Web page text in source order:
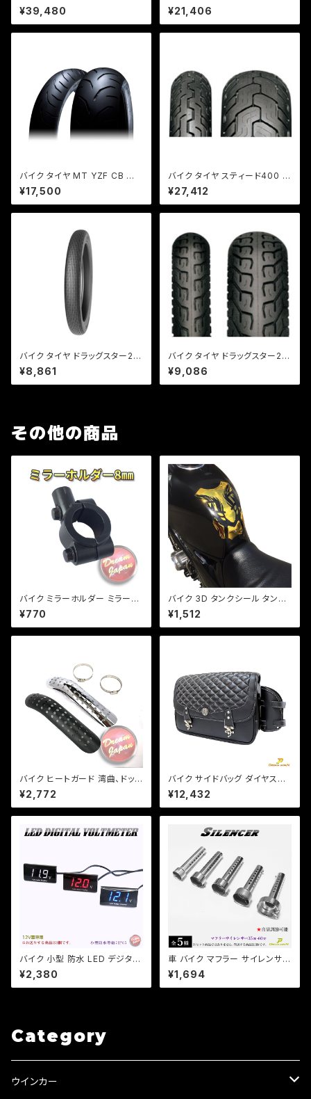
R600RR YZF-R6 / DUNLOP
（ダンロップ）/ROADSMARTII
[ 180/55ZR17] R 73W TL
¥39,480
MSUN / ストリートハイグリップ
TS689F 100/90-19 F 57S
TL
¥21,406
バイク タイヤ MT YZF CB ゼフ
ァー フロント用/ iRC（アイアー
ルシー）RMC810 [ 120/70ZR1
7 ] F 58W TL【取り寄せ】
¥17,500
バイク タイヤ スティード400 ド
ラッグスター400 リア用/ Kabu
ki D404 170/80-15R77S W
T
¥27,412
バイク タイヤ ドラッグスター25
0 フロント用 TIMSUN (ティム
ソン) / TS615 80/100-18 F 4
7P WT
¥8,861
バイク タイヤ ドラッグスター25
0 フロント用 純正タイヤ / IRC
NF27 80/100-18 F 47P WT
¥9,086
その他の商品
バイク ミラーホルダー ミラーク
ランプ マウント 8mm正ネジ用/
22.2mmハンドル/ブラック/エス
トレア/SR/TW/【クリックポス
¥770
バイク 3D タンクシール タンク
パット 汎用 金（3色あり） ソフト
エンブレム/ネイキッド/レプリカ/
タンク傷隠し/ZZR/CB/【クリッ
¥1,512
バイク ヒートガード 湾曲、ドット
タイプ 【シルバー・ブラック】 マフ
ラー 火傷防止 カスタム マフラ
ーガード バンド取り付けサイズ
¥2,772
バイク サイドバッグ ダイヤステ
ッチ ドリンクホルダー レインカ
バー付き 15L 容量可変可能 フ
ルカバー防水 合皮 オリジナル
¥12,432
バイク 小型 防水 LED デジタル
電圧計 ボルトメーター 汎用 格
安 表示色3色選択/検索用/ホン
ダ/ヤマハ/カワサキ【クリックポ
¥2,380
車 バイク マフラー サイレンサー
インナー バッフル 消音 長さ140
mm 直径【35 42 45 48 60m
m 】【即納可能】 音量調整 (検)
¥1,694
Category
ウインカー